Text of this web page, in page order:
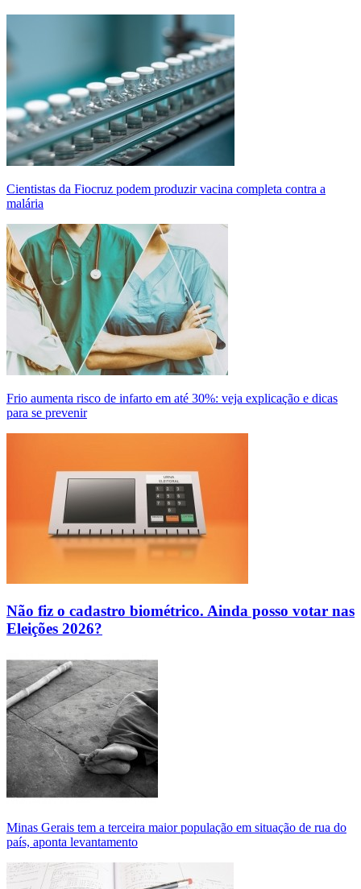
Cientistas da Fiocruz podem produzir vacina completa contra a
malária
Frio aumenta risco de infarto em até 30%: veja explicação e dicas
para se prevenir
Não fiz o cadastro biométrico. Ainda posso votar nas
Eleições 2026?
Minas Gerais tem a terceira maior população em situação de rua do
país, aponta levantamento